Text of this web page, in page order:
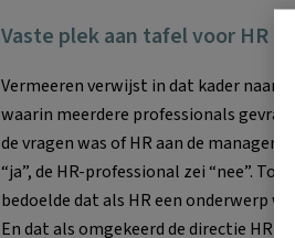
Vaste plek aan tafel voor HR
Vermeeren verwijst in dat kader naar
waarin meerdere professionals
de vragen was of HR aan de
“ja”, de HR-professional zei “nee”.
bedoelde dat als HR een onderwerp
En dat als omgekeerd de directie HR